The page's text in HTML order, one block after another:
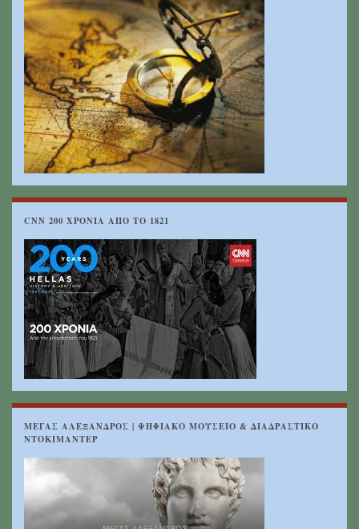
CNN 200 ΧΡΟΝΙΑ ΑΠΟ ΤΟ 1821
ΜΕΓΑΣ ΑΛΕΞΑΝΔΡΟΣ | ΨΗΦΙΑΚΟ ΜΟΥΣΕΙΟ & ΔΙΑΔΡΑΣΤΙΚΟ
ΝΤΟΚΙΜΑΝΤΕΡ